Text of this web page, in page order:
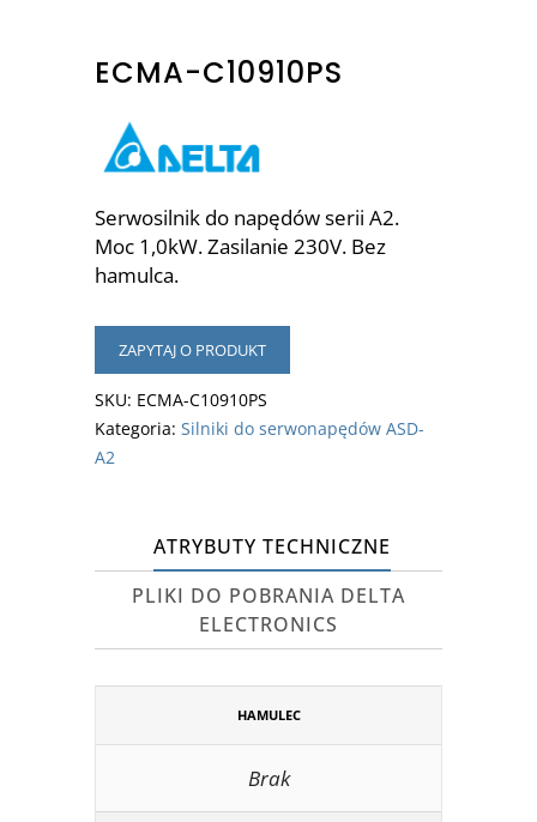
ECMA-C10910PS
Serwosilnik do napędów serii A2.
Moc 1,0kW. Zasilanie 230V. Bez
hamulca.
ZAPYTAJ O PRODUKT
SKU: ECMA-C10910PS
Kategoria: Silniki do serwonapędów ASD-
A2
ATRYBUTY TECHNICZNE
PLIKI DO POBRANIA DELTA
ELECTRONICS
HAMULEC
Brak